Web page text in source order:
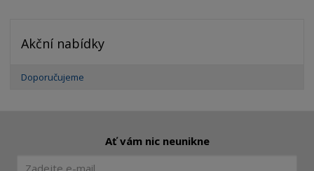
Akční nabídky
Doporučujeme
Ať vám nic neunikne